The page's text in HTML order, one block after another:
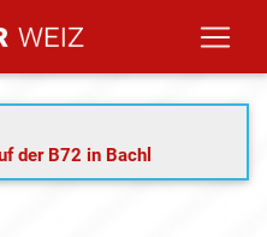
der B72 in Bachl